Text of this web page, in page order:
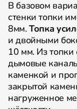
В базовом
стенки топки
8мм.Топка
и двойными
10 мм. Из топки
дымовые
каменкой и
закрытой
нагруженное